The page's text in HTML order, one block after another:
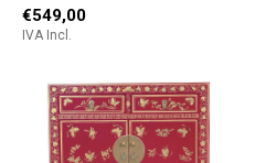
€549,00
IVA Incl.